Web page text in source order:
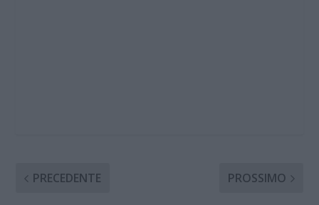
PRECEDENTE PROSSIMO